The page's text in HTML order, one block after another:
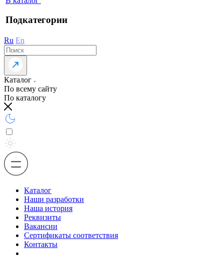
Подкатегории
Ru En
Каталог
По всему сайту
По каталогу
Каталог
Наши разработки
Наша история
Реквизиты
Вакансии
Сертификаты соответствия
Контакты